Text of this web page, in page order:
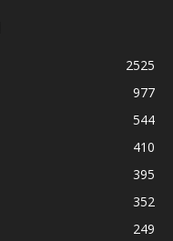
2525
977
544
410
395
352
249